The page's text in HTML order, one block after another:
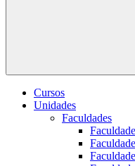
Cursos
Unidades
Faculdades